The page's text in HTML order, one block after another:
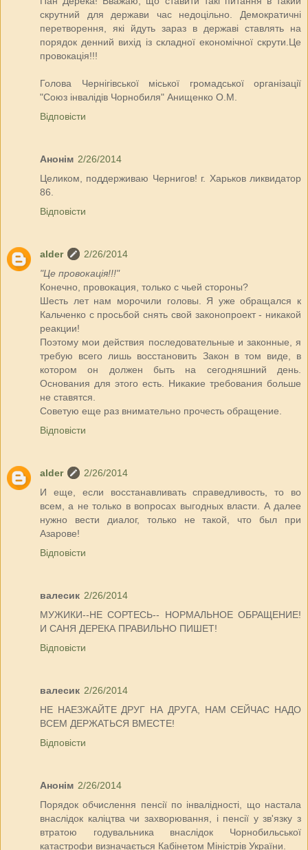
скрутний для держави час недоцільно. Демократичні
перетворення, які йдуть зараз в державі ставлять на
порядок денний вихід із складної економічної скрути.Це
провокація!!!
Голова Чернігівської міської громадської організації
"Союз інвалідів Чорнобиля" Анищенко О.М.
Відповісти
Анонім 2/26/2014
Целиком, поддерживаю Чернигов! г. Харьков ликвидатор
86.
Відповісти
alder
2/26/2014
"Це провокація!!!"
Конечно, провокация, только с чьей стороны?
Шесть лет нам морочили головы. Я уже обращался к
Кальченко с просьбой снять свой законопроект - никакой
реакции!
Поэтому мои действия последовательные и законные, я
требую всего лишь восстановить Закон в том виде, в
котором он должен быть на сегодняшний день.
Основания для этого есть. Никакие требования больше
не ставятся.
Советую еще раз внимательно прочесть обращение.
Відповісти
alder
2/26/2014
И еще, если восстанавливать справедливость, то во
всем, а не только в вопросах выгодных власти. А далее
нужно вести диалог, только не такой, что был при
Азарове!
Відповісти
валесик 2/26/2014
МУЖИКИ--НЕ СОРТЕСЬ-- НОРМАЛЬНОЕ ОБРАЩЕНИЕ!
И САНЯ ДЕРЕКА ПРАВИЛЬНО ПИШЕТ!
Відповісти
валесик 2/26/2014
НЕ НАЕЗЖАЙТЕ ДРУГ НА ДРУГА, НАМ СЕЙЧАС НАДО
ВСЕМ ДЕРЖАТЬСЯ ВМЕСТЕ!
Відповісти
Анонім 2/26/2014
Порядок обчислення пенсії по інвалідності, що настала
внаслідок каліцтва чи захворювання, і пенсії у зв'язку з
втратою годувальника внаслідок Чорнобильської
катастрофи визначається Кабінетом Міністрів України.